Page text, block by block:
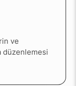
ve
düzenlemesi